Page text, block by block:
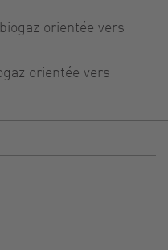
orientée vers
orientée vers